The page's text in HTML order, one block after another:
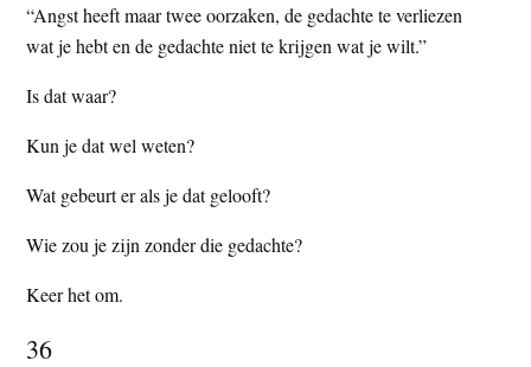
“Angst heeft maar twee oorzaken, de gedachte te verliezen
wat je hebt en de gedachte niet te krijgen wat je wilt.”
Is dat waar?
Kun je dat wel weten?
Wat gebeurt er als je dat gelooft?
Wie zou je zijn zonder die gedachte?
Keer het om.
36